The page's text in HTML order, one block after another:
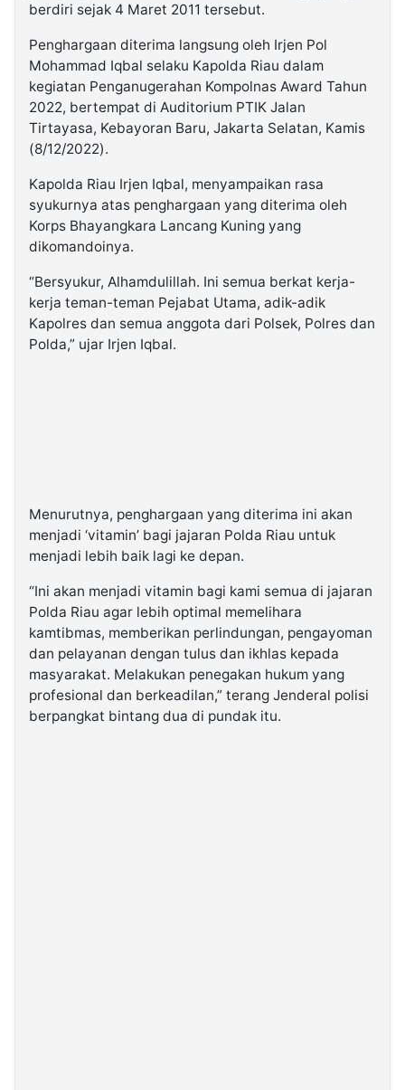
berdiri sejak 4 Maret 2011 tersebut.
Penghargaan diterima langsung oleh Irjen Pol
Mohammad Iqbal selaku Kapolda Riau dalam
kegiatan Penganugerahan Kompolnas Award Tahun
2022, bertempat di Auditorium PTIK Jalan
Tirtayasa, Kebayoran Baru, Jakarta Selatan, Kamis
(8/12/2022).
Kapolda Riau Irjen Iqbal, menyampaikan rasa
syukurnya atas penghargaan yang diterima oleh
Korps Bhayangkara Lancang Kuning yang
dikomandoinya.
“Bersyukur, Alhamdulillah. Ini semua berkat kerja-
kerja teman-teman Pejabat Utama, adik-adik
Kapolres dan semua anggota dari Polsek, Polres dan
Polda,” ujar Irjen Iqbal.
Menurutnya, penghargaan yang diterima ini akan
menjadi ‘vitamin’ bagi jajaran Polda Riau untuk
menjadi lebih baik lagi ke depan.
“Ini akan menjadi vitamin bagi kami semua di jajaran
Polda Riau agar lebih optimal memelihara
kamtibmas, memberikan perlindungan, pengayoman
dan pelayanan dengan tulus dan ikhlas kepada
masyarakat. Melakukan penegakan hukum yang
profesional dan berkeadilan,” terang Jenderal polisi
berpangkat bintang dua di pundak itu.